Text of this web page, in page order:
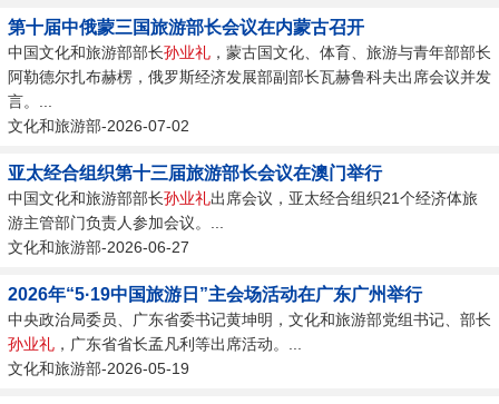
第十届中俄蒙三国旅游部长会议在内蒙古召开
中国文化和旅游部部长孙业礼 ，蒙古国文化、体育、旅游与青年部部长
阿勒德尔扎布赫楞，俄罗斯经济发展部副部长瓦赫鲁科夫出席会议并发
言。...
文化和旅游部-2026-07-02
亚太经合组织第十三届旅游部长会议在澳门举行
中国文化和旅游部部长孙业礼出席会议，亚太经合组织21个经济体旅
游主管部门负责人参加会议。...
文化和旅游部-2026-06-27
2026年“5·19中国旅游日”主会场活动在广东广州举行
中央政治局委员、广东省委书记黄坤明，文化和旅游部党组书记、部长
孙业礼 ，广东省省长孟凡利等出席活动。...
文化和旅游部-2026-05-19